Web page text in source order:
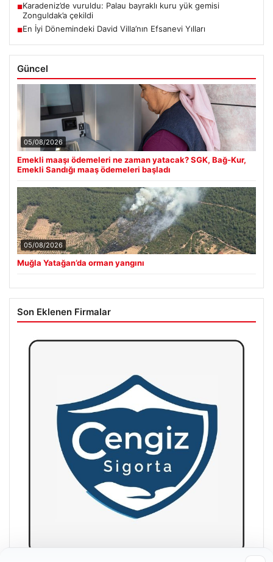
■Karadeniz’de vuruldu: Palau bayraklı kuru yük gemisi
Zonguldak’a çekildi
■En İyi Dönemindeki David Villa’nın Efsanevi Yılları
Güncel
05/08/2026
Emekli maaşı ödemeleri ne zaman yatacak? SGK, Bağ-Kur,
Emekli Sandığı maaş ödemeleri başladı
05/08/2026
Muğla Yatağan’da orman yangını
Son Eklenen Firmalar